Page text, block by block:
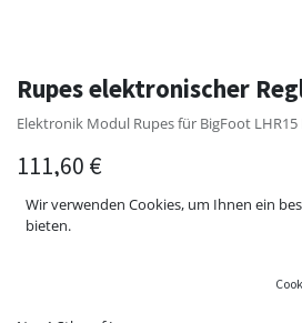
Rupes elektronischer
Elektronik Modul Rupes für BigFoot LHR15
111,60 €
ZUM WARENKORB
Wir verwenden Cookies, um Ihnen ein
bieten.